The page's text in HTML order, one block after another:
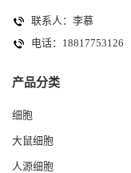
联系人：李慕
电话：18817753126
产品分类
细胞
大鼠细胞
人源细胞